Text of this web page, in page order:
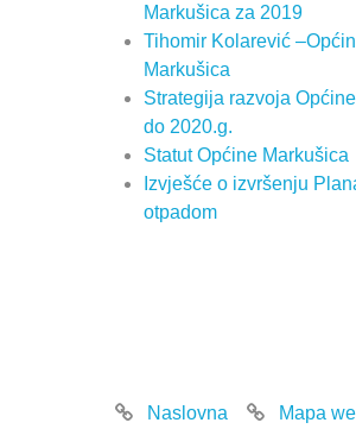
Markušica za 2019
Tihomir Kolarević
Markušica
Strategija razvoja
do 2020.g.
Statut Općine Markušica
Izvješće o izvršenju
otpadom
Naslovna Mapa